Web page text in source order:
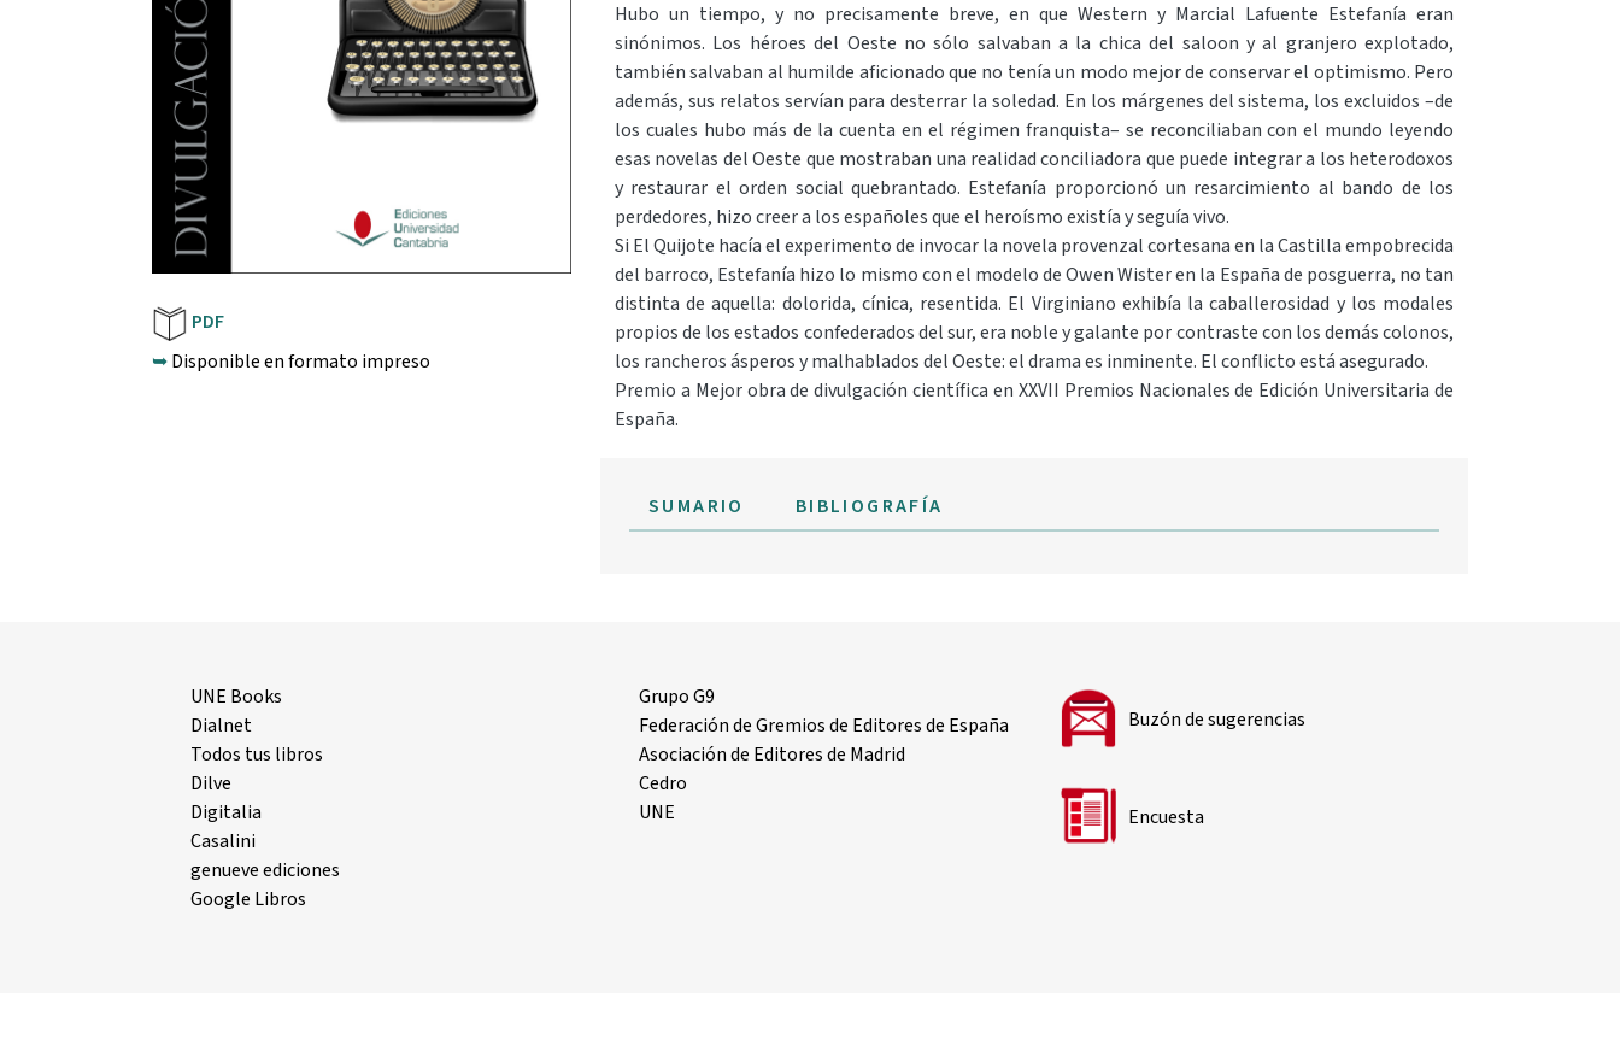
PDF
➥Disponible en formato impreso
Hubo un tiempo, y no precisamente breve, en que Western y Marcial Lafuente Estefanía eran
sinónimos. Los héroes del Oeste no sólo salvaban a la chica del saloon y al granjero explotado,
también salvaban al humilde aficionado que no tenía un modo mejor de conservar el optimismo. Pero
además, sus relatos servían para desterrar la soledad. En los márgenes del sistema, los excluidos –de
los cuales hubo más de la cuenta en el régimen franquista– se reconciliaban con el mundo leyendo
esas novelas del Oeste que mostraban una realidad conciliadora que puede integrar a los heterodoxos
y restaurar el orden social quebrantado. Estefanía proporcionó un resarcimiento al bando de los
perdedores, hizo creer a los españoles que el heroísmo existía y seguía vivo.
Si El Quijote hacía el experimento de invocar la novela provenzal cortesana en la Castilla empobrecida
del barroco, Estefanía hizo lo mismo con el modelo de Owen Wister en la España de posguerra, no tan
distinta de aquella: dolorida, cínica, resentida. El Virginiano exhibía la caballerosidad y los modales
propios de los estados confederados del sur, era noble y galante por contraste con los demás colonos,
los rancheros ásperos y malhablados del Oeste: el drama es inminente. El conflicto está asegurado.
Premio a Mejor obra de divulgación científica en XXVII Premios Nacionales de Edición Universitaria de
España.
SUMARIO BIBLIOGRAFÍA
UNE Books
Dialnet
Todos tus libros
Dilve
Digitalia
Casalini
genueve ediciones
Google Libros
Grupo G9
Federación de Gremios de Editores de España
Asociación de Editores de Madrid
Cedro
UNE
Buzón de sugerencias
Encuesta